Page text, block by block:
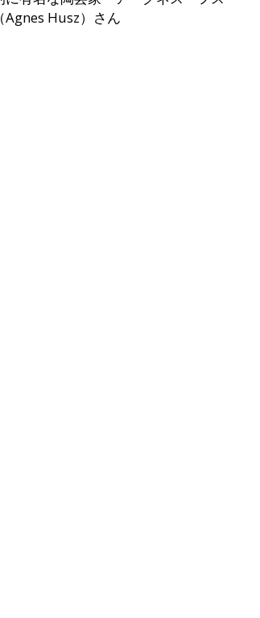
（Agnes Husz）さん